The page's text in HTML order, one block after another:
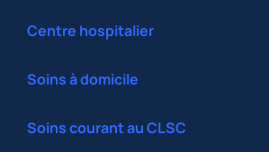
Centre hospitalier
Soins à domicile
Soins courant au CLSC